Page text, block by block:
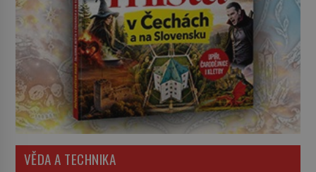
VĚDA A TECHNIKA